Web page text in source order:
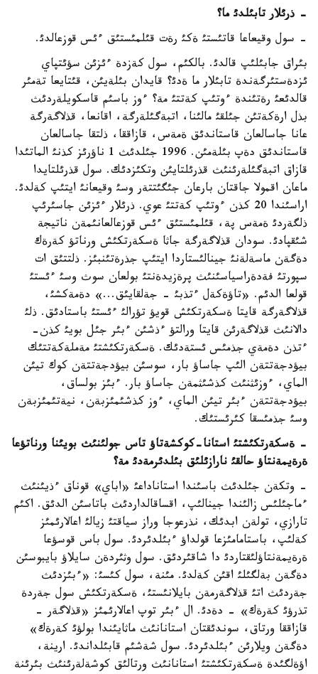
- ذرئلار تابئلدئ ما؟
- سول وقيعاعا قاتئستئ ةكئ رةت قئلمئستئق ءئس قوزعالدئ.
بئراق جابئلئپ قالدئ. بالكئم، سول كةزدة ءئزئن سؤئتپاي
ئزدةستئرگةندة تابئلار ما ةدئ؟ قايدان بئلةيئن، قئتايعا تةمئر
قالدئعئ رةتئندة ءوتئپ كةتتئ مة؟ ءوز باسئم قاسكويلةردئث
بذل ارةكةتئن جئلقئ مالئنا، اتبةگئلةرگة، اقانعا، قذلاگةرگة
عانا جاسالعان قاستاندئق ةمةس، قازاققا، ذلتقا جاسالعان
قاستاندئق دةپ بئلةمئن. 1996 جئلدئث 1 ناؤرئز كذنئ الماتئدا
قازاق اتبةگئلةرئنئث قذرئلتايئن وتكئزدئك. سول قذرئلتايدا
ماعان اقمولا جاقتان بارعان جئگئتتةر وسئ وقيعانئ ايتئپ كةلدئ.
اراسئندا 20 كذن ءوتئپ كةتتئ عوي. ذرئلار ءئزئن جاسئرئپ
ذلگةردئ ةمةس پة، قئلمئستئق ءئس قوزعالعانئمةن ناتيجة
شئقپادئ. سودان قذلاگةرگة جاثا ةسكةرتكئش ورناتؤ كةرةك
دةگةن ماسةلةنئ جينالئستاردا ايتئپ جذرةتئنبئز. ذلتتئق ات
سپورتئ فةدةراسياسئنئث پرةزيدةنتئ بولعان سوث وسئ ءئستئ
قولعا الدئم. «تاؤةكةل ءتذبئ - جةلقايئق...» دةمةكشئ،
قذلاگةرگة قايتا ةسكةرتكئش قويؤ تؤرالئ ءئستئ باستادئق. ذلئ
دالانئث قذلاگةرئن قايتا ورالتؤ ءذشئن ءبئر جئل بويئ كذن-
ءتذن دةمةي جذمئس ئستةدئك. ةسكةرتكئشتئ مةملةكةتتئك
بيؤدجةتتةن الئپ جاساؤ بار، سوسئن بيؤدجةتتةن كوك تيئن
الماي، ءوزئثنئث كذشئثمةن جاساؤ بار. ءبئز بولساق،
بيؤدجةتتةن ءبئر تيئن الماي، ءوز كذشئمئزبةن، نيةتئمئزبةن
وسئ جذمئسقا كئرئستئك.
- ةسكةرتكئشتئ استانا-كوكشةتاؤ تاس جولئنئث بويئنا ورناتؤعا
ةرةيمةنتاؤ حالقئ نارازئلئق بئلدئرمةدئ مة؟
- وتكةن جئلدئث باسئندا استاناداعئ «اباي» قوناق ءذيئنئث
ءماجئلئس زالئندا جينالئپ، اقساقالداردئث باتاسئن الدئق. اكئم
تارازي، تولةن ابدئك، نذرعوجا وراز سياقتئ زيالئ اعالارئمئز
كةلئپ، باستامامئزعا قولداؤ ءبئلدئردئ. سول باس قوسؤعا
ةرةيمةنتاؤلئقتاردئ دا شاقئردئق. سول وثئردةن سايلاؤ بايبوسئن
دةگةن بةلگئلئ اقئن كةلدئ. مئنة، سول كئسئ: «ءبئزدئث
جةردئث اتئ قذلاگةرمةن بايلانئستئ، ةسكةرتكئش سول جةردة
تذرؤئ كةرةك» - دةدئ. ال ءبئر توپ اعالارئمئز «قذلاگةر -
قازاققا ورتاق، سوندئقتان استانانئث ماثايئندا بولؤئ كةرةك»
دةگةن ويلارئن ءبئلدئردئ. سول شةشئم قابئلداندئ. ارينة،
اؤةلگئدة ةسكةرتكئشتئ استانانئث ورتالئق كوشةلةرئنئث بئرئنة